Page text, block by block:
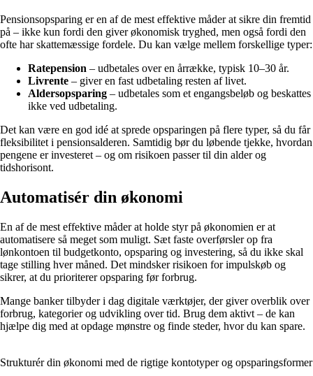
Pensionsopsparing er en af de mest effektive måder at sikre din fremtid
på – ikke kun fordi den giver økonomisk tryghed, men også fordi den
ofte har skattemæssige fordele. Du kan vælge mellem forskellige typer:
Ratepension – udbetales over en årrække, typisk 10–30 år.
Livrente – giver en fast udbetaling resten af livet.
Aldersopsparing – udbetales som et engangsbeløb og beskattes
ikke ved udbetaling.
Det kan være en god idé at sprede opsparingen på flere typer, så du får
fleksibilitet i pensionsalderen. Samtidig bør du løbende tjekke, hvordan
pengene er investeret – og om risikoen passer til din alder og
tidshorisont.
Automatisér din økonomi
En af de mest effektive måder at holde styr på økonomien er at
automatisere så meget som muligt. Sæt faste overførsler op fra
lønkontoen til budgetkonto, opsparing og investering, så du ikke skal
tage stilling hver måned. Det mindsker risikoen for impulskøb og
sikrer, at du prioriterer opsparing før forbrug.
Mange banker tilbyder i dag digitale værktøjer, der giver overblik over
forbrug, kategorier og udvikling over tid. Brug dem aktivt – de kan
hjælpe dig med at opdage mønstre og finde steder, hvor du kan spare.
Strukturér din økonomi med de rigtige kontotyper og opsparingsformer